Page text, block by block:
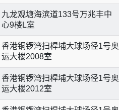
九龙观塘海滨道133号万兆丰中
心9楼L室
香港铜锣湾扫桿埔大球场径1号奥
运大楼2008室
香港铜锣湾扫桿埔大球场径1号奥
运大楼2012室